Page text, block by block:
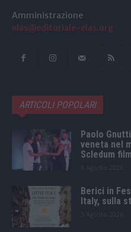
Amministrazione
elas@editoriale-elas.org
ARTICOLI POPOLARI
Paolo
veneta nel
Scledum
Berici in
Italy, sulla